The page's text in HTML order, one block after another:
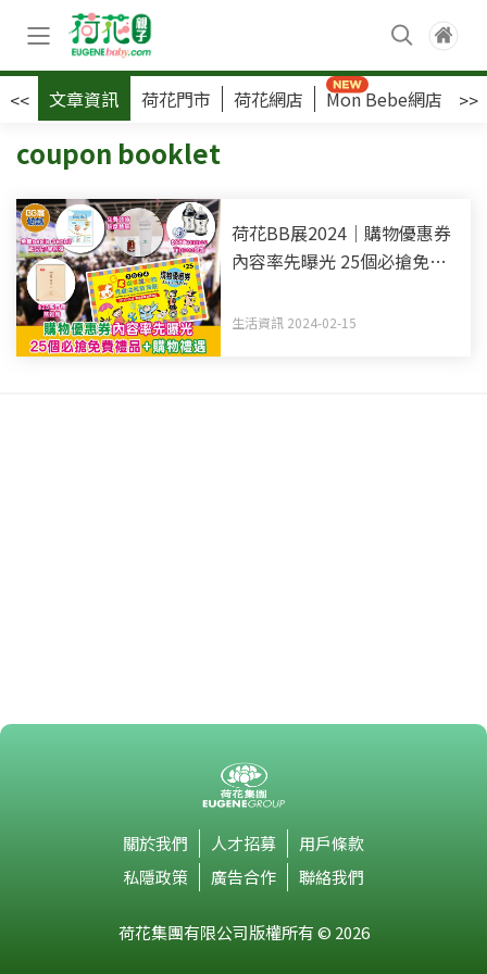
<< 文章資訊 荷花門市 荷花網店 Mon Bebe網店 >>
coupon booklet
荷花BB展2024｜購物優惠券
內容率先曝光 25個必搶免費
生活資訊 2024-02-15
關於我們 人才招募
用戶條款
私隱政策
廣告合作 聯絡我們
荷花集團有限公司版權所有 © 2026